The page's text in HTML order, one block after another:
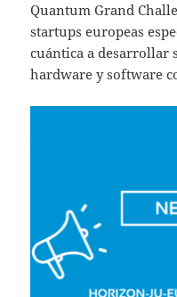
Quantum Grand
startups europeas
cuántica a desarrollar
hardware y software